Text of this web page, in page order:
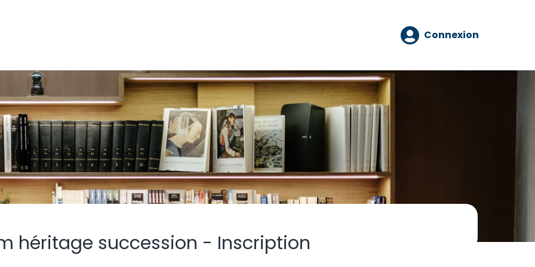
Connexion
héritage succession - Inscription